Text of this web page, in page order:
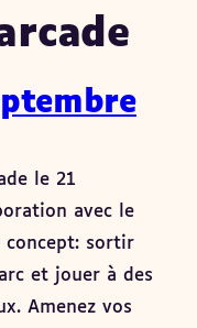
le 21
avec le
concept: sortir
et jouer à des
Amenez vos